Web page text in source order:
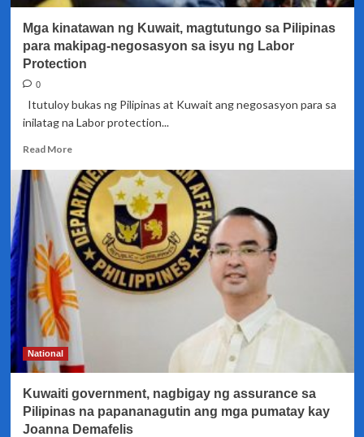
Mga kinatawan ng Kuwait, magtutungo sa Pilipinas
para makipag-negosasyon sa isyu ng Labor
Protection
0
Itutuloy bukas ng Pilipinas at Kuwait ang negosasyon para sa
inilatag na Labor protection...
Read MoreRead
about
Mga
kinatawan
ng
Kuwait,
magtutungo
sa
Pilipinas
para
isyu
Labor
Protection
National
Kuwaiti government, nagbigay ng assurance sa
Pilipinas na papananagutin ang mga pumatay kay
Joanna Demafelis